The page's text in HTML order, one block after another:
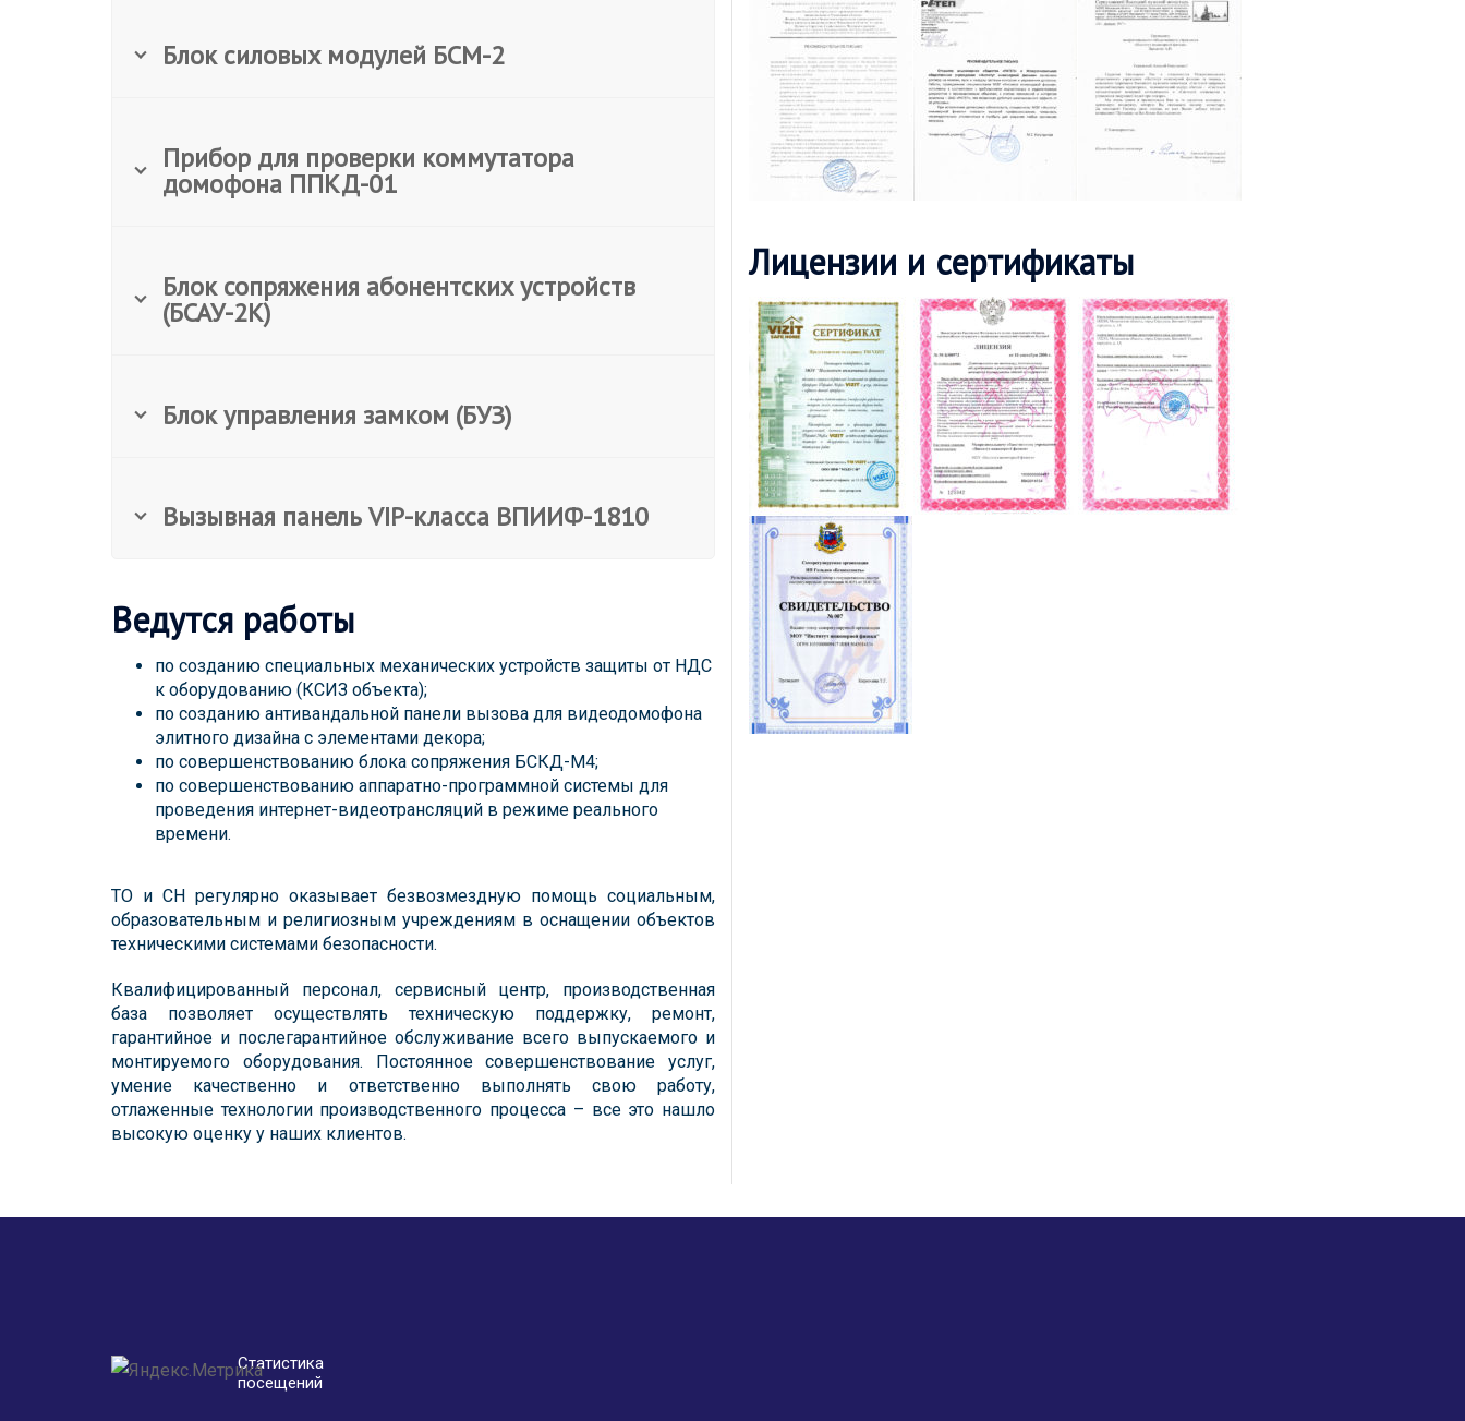
Блок силовых модулей БСМ-2
Прибор для проверки коммутатора
домофона ППКД-01
Блок сопряжения абонентских устройств
(БСАУ-2К)
Блок управления замком (БУЗ)
Вызывная панель VIP-класса ВПИИФ-1810
Ведутся работы
по созданию специальных механических устройств защиты от НДС
к оборудованию (КСИЗ объекта);
по созданию антивандальной панели вызова для видеодомофона
элитного дизайна с элементами декора;
по совершенствованию блока сопряжения БСКД-М4;
по совершенствованию аппаратно-программной системы для
проведения интернет-видеотрансляций в режиме реального
времени.
ТО и СН регулярно оказывает безвозмездную помощь социальным,
образовательным и религиозным учреждениям в оснащении объектов
техническими системами безопасности.
Квалифицированный персонал, сервисный центр, производственная
база позволяет осуществлять техническую поддержку, ремонт,
гарантийное и послегарантийное обслуживание всего выпускаемого и
монтируемого оборудования. Постоянное совершенствование услуг,
умение качественно и ответственно выполнять свою работу,
отлаженные технологии производственного процесса – все это нашло
высокую оценку у наших клиентов.
Лицензии и сертификаты
Статистика
посещений